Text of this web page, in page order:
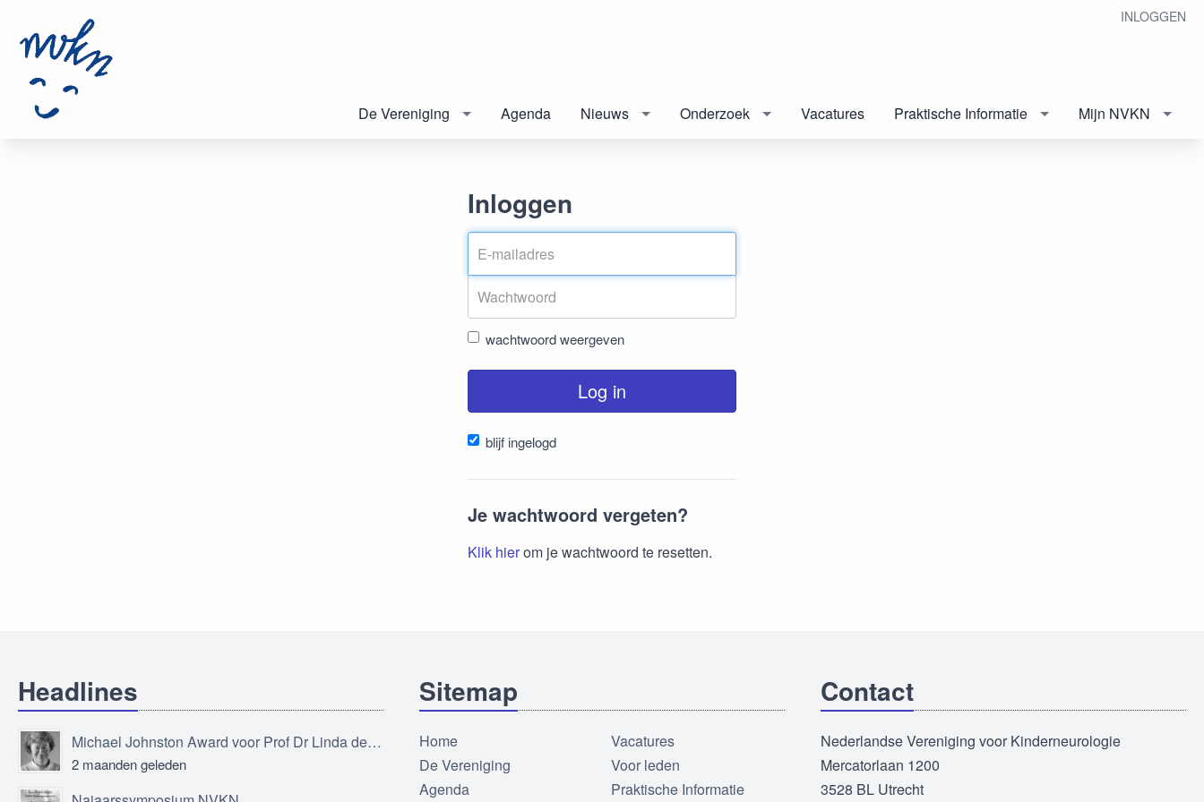
INLOGGEN
De Vereniging Agenda Nieuws Onderzoek Vacatures Praktische Informatie Mijn NVKN
Inloggen
wachtwoord weergeven
Log in
blijf ingelogd
Je wachtwoord vergeten?
Klik hierom je wachtwoord te resetten.
Headlines
Michael Johnston Award voor Prof Dr Linda de Vries
2 maanden geleden
Sitemap
Home
De Vereniging
Agenda
Vacatures
Voor leden
Praktische Informatie
Contact
Nederlandse Vereniging voor Kinderneurologie
Mercatorlaan 1200
3528 BL Utrecht